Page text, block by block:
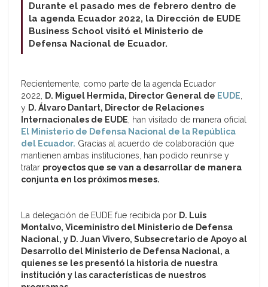
Durante el pasado mes de febrero dentro de
la agenda Ecuador 2022, la Dirección de EUDE
Business School visitó el Ministerio de
Defensa Nacional de Ecuador.
Recientemente, como parte de la agenda Ecuador
2022, D. Miguel Hermida, Director General de EUDE,
y D. Álvaro Dantart, Director de Relaciones
Internacionales de EUDE, han visitado de manera oficial
El Ministerio de Defensa Nacional de la República
del Ecuador. Gracias al acuerdo de colaboración que
mantienen ambas instituciones, han podido reunirse y
tratar proyectos que se van a desarrollar de manera
conjunta en los próximos meses.
La delegación de EUDE fue recibida por D. Luis
Montalvo, Viceministro del Ministerio de Defensa
Nacional, y D. Juan Vivero, Subsecretario de Apoyo al
Desarrollo del Ministerio de Defensa Nacional, a
quienes se les presentó la historia de nuestra
institución y las características de nuestros